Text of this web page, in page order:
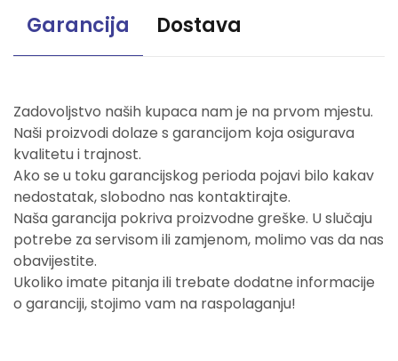
Garancija Dostava
Zadovoljstvo naših kupaca nam je na prvom mjestu.
Naši proizvodi dolaze s garancijom koja osigurava
kvalitetu i trajnost.
Ako se u toku garancijskog perioda pojavi bilo kakav
nedostatak, slobodno nas kontaktirajte.
Naša garancija pokriva proizvodne greške. U slučaju
potrebe za servisom ili zamjenom, molimo vas da nas
obavijestite.
Ukoliko imate pitanja ili trebate dodatne informacije
o garanciji, stojimo vam na raspolaganju!